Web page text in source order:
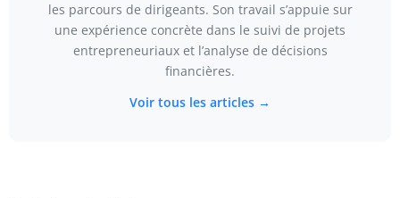
les parcours de dirigeants. Son travail s’appuie sur
une expérience concrète dans le suivi de projets
entrepreneuriaux et l’analyse de décisions
financières.
Voir tous les articles →